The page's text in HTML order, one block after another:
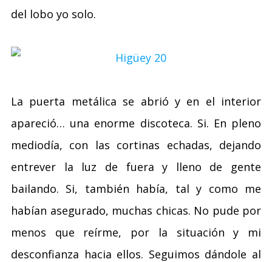
del lobo yo solo.
La puerta metálica se abrió y en el interior
apareció… una enorme discoteca. Si. En pleno
mediodía, con las cortinas echadas, dejando
entrever la luz de fuera y lleno de gente
bailando. Si, también había, tal y como me
habían asegurado, muchas chicas. No pude por
menos que reírme, por la situación y mi
desconfianza hacia ellos. Seguimos dándole al